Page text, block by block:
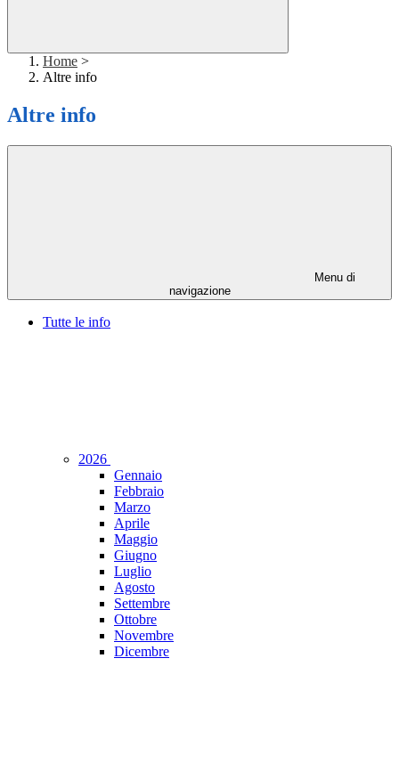
Home >
Altre info
Altre info
Menu di
navigazione
Tutte le info
2026
Gennaio
Febbraio
Marzo
Aprile
Maggio
Giugno
Luglio
Agosto
Settembre
Ottobre
Novembre
Dicembre